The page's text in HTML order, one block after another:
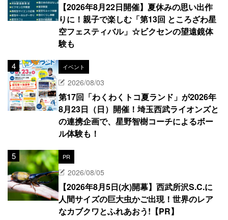
【2026年8月22日開催】夏休みの思い出作
りに！親子で楽しむ「第13回 ところざわ星
空フェスティバル」☆ビクセンの望遠鏡体
験も
イベント
2026/08/03
第17回「わくわくトコ夏ランド」が2026年
8月23日（日）開催！埼玉西武ライオンズと
の連携企画で、星野智樹コーチによるボー
ル体験も！
PR
2026/08/05
【2026年8月5日(水)開幕】西武所沢S.C.に
人間サイズの巨大虫かご出現！世界のレア
なカブクワとふれあおう!【PR】